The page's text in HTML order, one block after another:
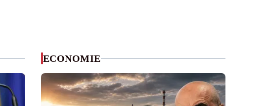
ECONOMIE